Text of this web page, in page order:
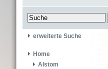
erweiterte Suche
Home
Alstom